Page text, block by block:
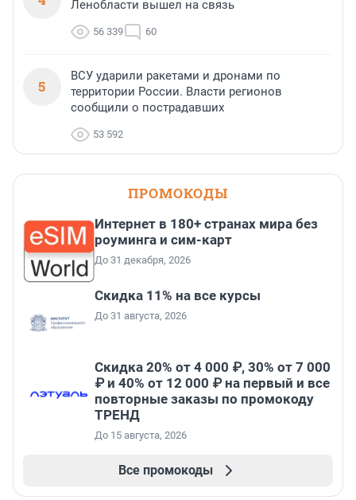
Ленобласти вышел на связь
56 339 60
5
ВСУ ударили ракетами и дронами по
территории России. Власти регионов
сообщили о пострадавших
53 592
ПРОМОКОДЫ
Интернет в 180+ странах мира без
роуминга и сим-карт
До 31 декабря, 2026
Скидка 11% на все курсы
До 31 августа, 2026
Скидка 20% от 4 000 ₽, 30% от 7 000
₽ и 40% от 12 000 ₽ на первый и все
повторные заказы по промокоду
ТРЕНД
До 15 августа, 2026
Все промокоды